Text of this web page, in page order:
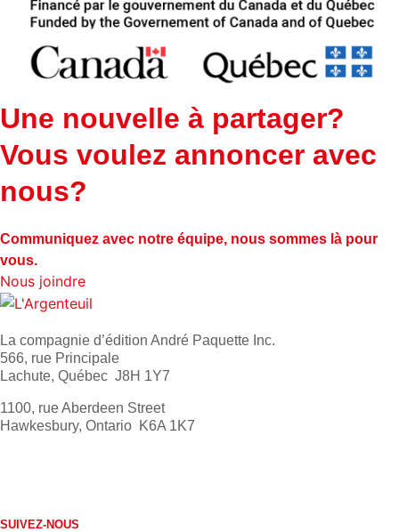
Une nouvelle à partager?
Vous voulez annoncer avec
nous?
Communiquez avec notre équipe, nous sommes là pour
vous.
Nous joindre
La compagnie d’édition André Paquette Inc.
566, rue Principale
Lachute, Québec J8H 1Y7
1100, rue Aberdeen Street
Hawkesbury, Ontario K6A 1K7
SUIVEZ-NOUS